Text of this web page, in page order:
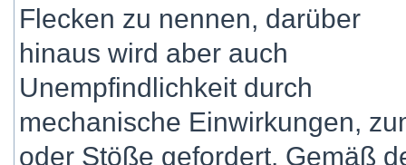
Flecken zu nennen, darüber
hinaus wird aber auch
Unempfindlichkeit durch
mechanische Einwirkungen,
oder Stöße gefordert. Gemäß